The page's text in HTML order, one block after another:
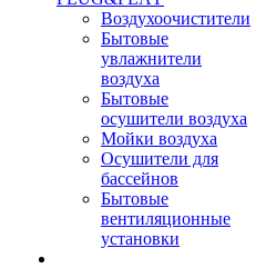
Воздухоочистители
Бытовые
увлажнители
воздуха
Бытовые
осушители воздуха
Мойки воздуха
Осушители для
бассейнов
Бытовые
вентиляционные
установки